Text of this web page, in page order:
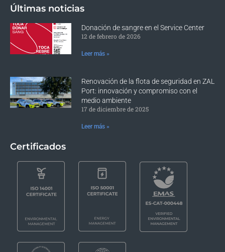
Últimas noticias
Donación de sangre en el Service Center
12 de febrero de 2026
Leer más »
Renovación de la flota de seguridad en ZAL
Port: innovación y compromiso con el
medio ambiente
17 de diciembre de 2025
Leer más »
Certificados